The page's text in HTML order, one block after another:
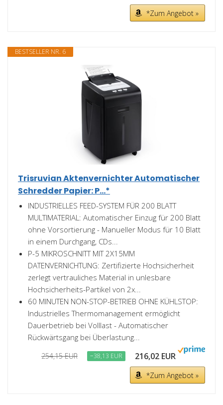
*Zum Angebot »
BESTSELLER NR. 6
Trisruvian Aktenvernichter Automatischer
Schredder Papier: P...*
INDUSTRIELLES FEED-SYSTEM FÜR 200 BLATT
MULTIMATERIAL: Automatischer Einzug für 200 Blatt
ohne Vorsortierung - Manueller Modus für 10 Blatt
in einem Durchgang, CDs...
P-5 MIKROSCHNITT MIT 2X15MM
DATENVERNICHTUNG: Zertifizierte Hochsicherheit​​
zerlegt vertrauliches Material in unlesbare
Hochsicherheits-Partikel von 2x...
60 MINUTEN NON-STOP-BETRIEB OHNE KÜHLSTOP:
Industrielles Thermomanagement​​ ermöglicht
Dauerbetrieb bei Volllast - Automatischer
Rückwärtsgang bei Überlastung...
254,15 EUR −38,13 EUR 216,02 EUR
*Zum Angebot »